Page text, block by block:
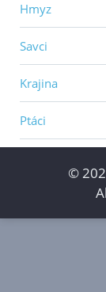
Hmyz
Savci
Krajina
Ptáci
©